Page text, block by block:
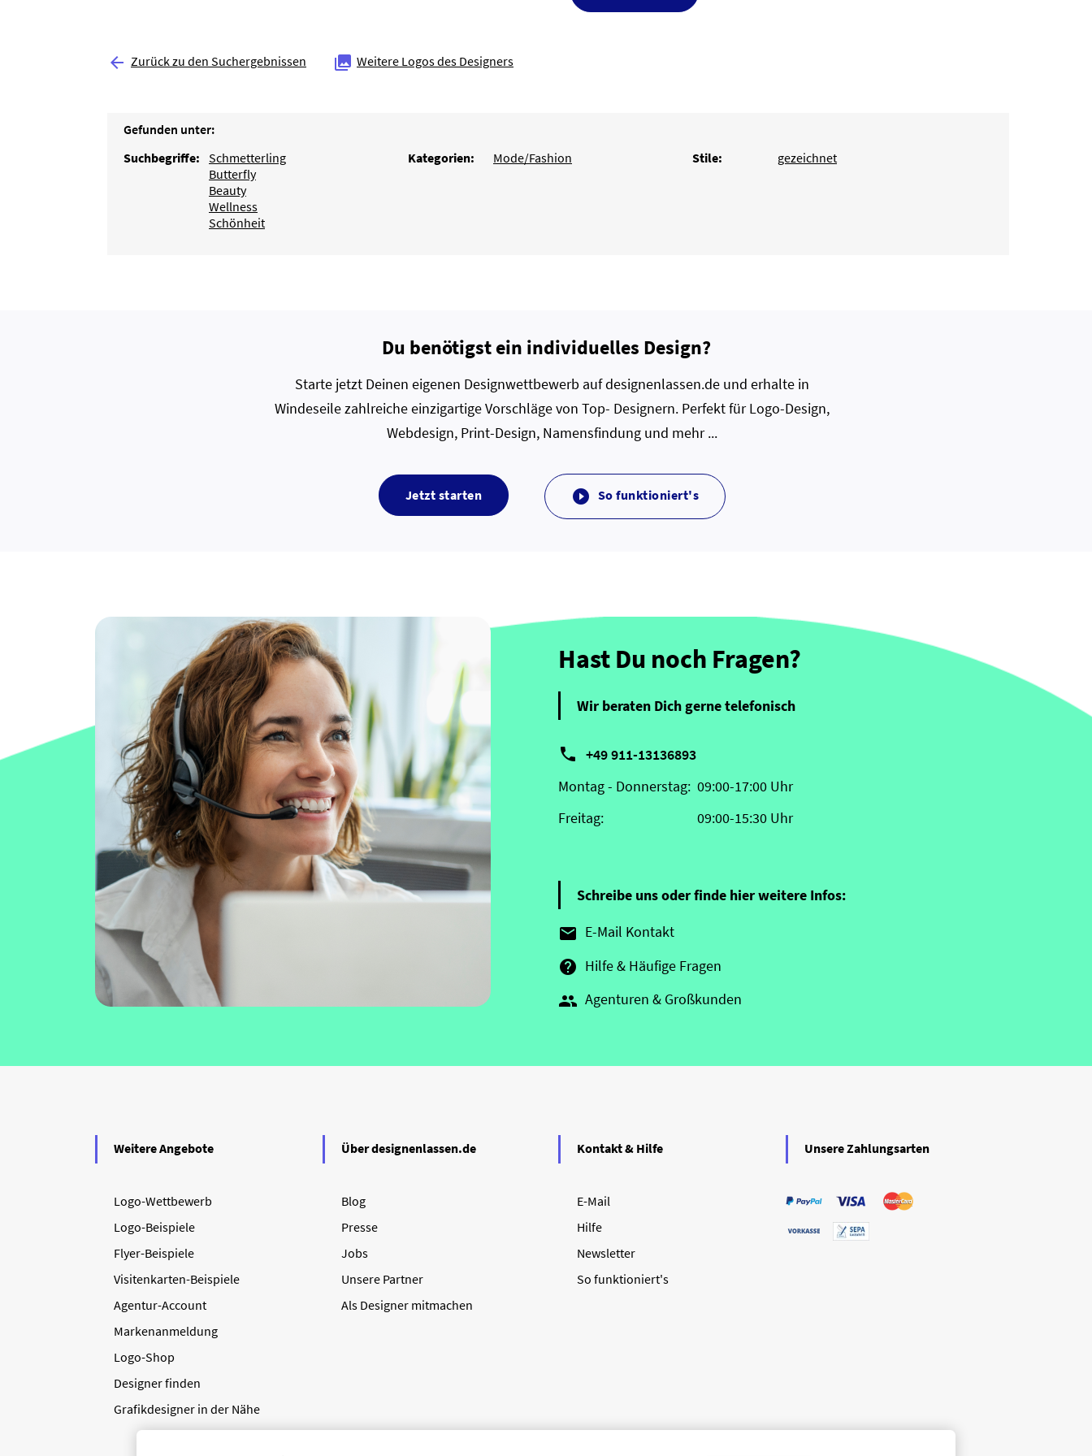
 Zurück zu den Suchergebnissen  Weitere Logos des Designers
Gefunden unter:
Suchbegriffe: Schmetterling
Butterfly
Beauty
Wellness
Schönheit
Kategorien: Mode/Fashion Stile: gezeichnet
Du benötigst ein individuelles Design?
Starte jetzt Deinen eigenen Designwettbewerb auf designenlassen.de und erhalte in
Windeseile zahlreiche einzigartige Vorschläge von Top- Designern. Perfekt für Logo-Design,
Webdesign, Print-Design, Namensfindung und mehr ...
Jetzt starten  So funktioniert's
Hast Du noch Fragen?
Wir beraten Dich gerne telefonisch
 +49 911-13136893
Montag - Donnerstag:
Freitag:
09:00-17:00 Uhr
09:00-15:30 Uhr
Schreibe uns oder finde hier weitere Infos:
 E-Mail Kontakt
 Hilfe & Häufige Fragen
 Agenturen & Großkunden
Weitere Angebote
Logo-Wettbewerb
Logo-Beispiele
Flyer-Beispiele
Visitenkarten-Beispiele
Agentur-Account
Markenanmeldung
Logo-Shop
Designer finden
Grafikdesigner in der Nähe
Über designenlassen.de
Blog
Presse
Jobs
Unsere Partner
Als Designer mitmachen
Kontakt & Hilfe
E-Mail
Hilfe
Newsletter
So funktioniert's
Unsere Zahlungsarten